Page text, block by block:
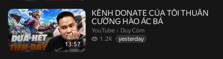
13:57
KÊNH DONATE CỦA TÔI THUẦN
CƯỜNG HÀO ÁC BÁ
YouTube › Duy Còm.
Duy Còm
1.2K
1.2 thousand views
yesterday